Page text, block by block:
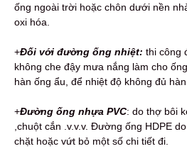
ống ngoài trời hoặc chôn dưới nền
oxi hóa.
+Đối với đường ống nhiệt: thi công
không che đậy mưa nắng làm cho
hàn ống ẩu, để nhiệt độ không đủ
+Đường ống nhựa PVC: do thợ bôi
,chuột cắn .v.v.v. Đường ống HDPE
chặt hoặc vứt bỏ một số chi tiết đi.